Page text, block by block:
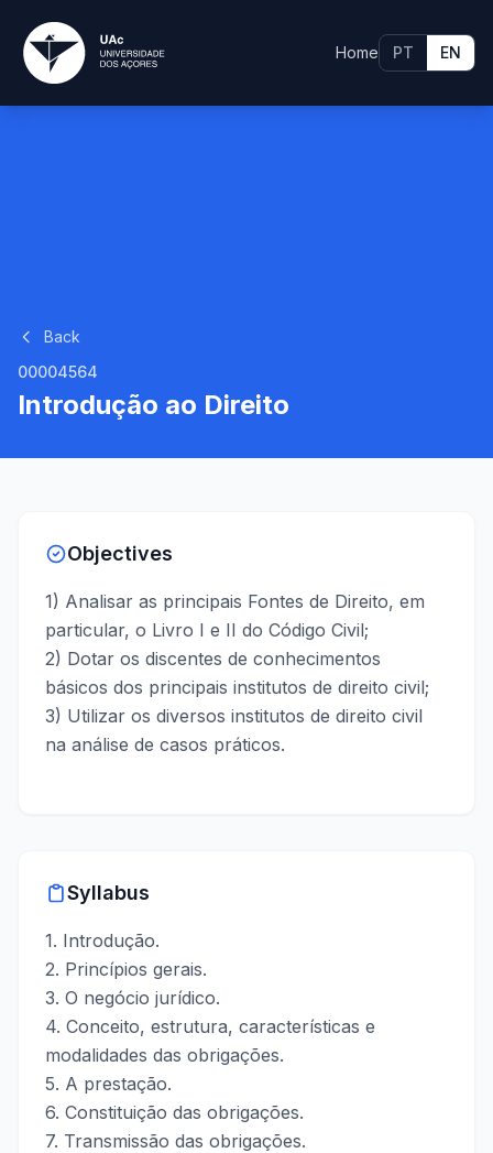
Home PT EN
Back
00004564
Introdução ao Direito
Objectives
1) Analisar as principais Fontes de Direito, em
particular, o Livro I e II do Código Civil;
2) Dotar os discentes de conhecimentos
básicos dos principais institutos de direito civil;
3) Utilizar os diversos institutos de direito civil
na análise de casos práticos.
Syllabus
1. Introdução.
2. Princípios gerais.
3. O negócio jurídico.
4. Conceito, estrutura, características e
modalidades das obrigações.
5. A prestação.
6. Constituição das obrigações.
7. Transmissão das obrigações.